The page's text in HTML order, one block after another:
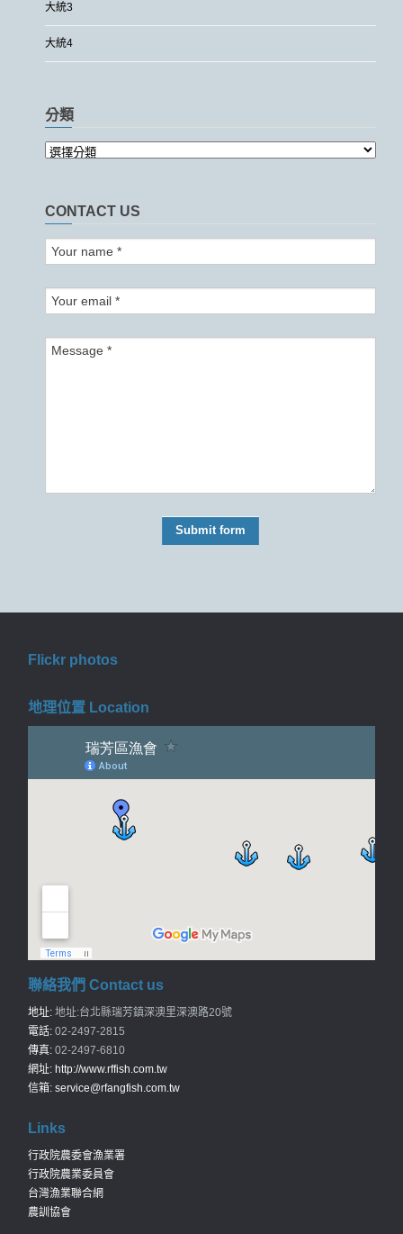
大統3
大統4
分類
CONTACT US
Flickr photos
地理位置 Location
聯絡我們 Contact us
地址: 地址:台北縣瑞芳鎮深澳里深澳路20號
電話: 02-2497-2815
傳真: 02-2497-6810
網址: http://www.rffish.com.tw
信箱: service@rfangfish.com.tw
Links
行政院農委會漁業署
行政院農業委員會
台灣漁業聯合網
農訓協會